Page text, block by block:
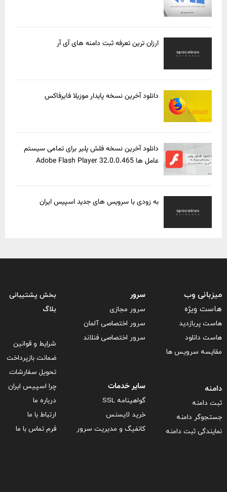
ارزان ترین تعرفه ثبت دامنه های آی آر
دانلود آخرین نسخه پایدار موزیلا فایرفاکس
دانلود آخرین نسخه فلش پلیر برای تمامی سیستم
عامل ها Adobe Flash Player 32.0.0.465
به زودی با سرویس های جدید اسپیس ایران
میزبانی وب
هاست ویژه
هاست پربازدید
هاست دانلود
مقایسه سرویس ها
دامنه
ثبت دامنه
جستجوگر دامنه
نمایندگی ثبت دامنه
سرور
سرور مجازی
سرور اختصاصی آلمان
سرور اختصاصی فنلاند
سایر خدمات
گواهینامه SSL
خرید لایسنس
کانفیگ و مدیریت سرور
بخش پشتیبانی
بلاگ
شرایط و قوانین
ضمانت بازپرداخت
تحویل سفارشات
چرا اسپیس ایران
درباره ما
ارتباط با ما
فرم تماس با ما